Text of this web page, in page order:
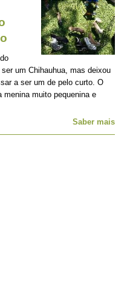
um Chihauhua, mas deixou
a ser um de pelo curto. O
muito pequenina e
Saber mais